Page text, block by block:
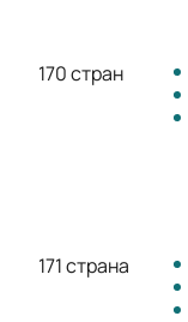
170 стран
171 страна